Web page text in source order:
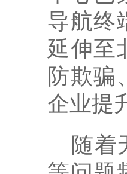
导航终
延伸至
防欺骗
企业提
随着